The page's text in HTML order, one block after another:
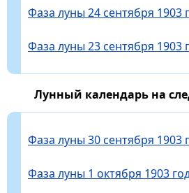
Фаза луны 24 сентября 1903
Фаза луны 23 сентября 1903
Лунный календарь на
Фаза луны 30 сентября 1903
Фаза луны 1 октября 1903